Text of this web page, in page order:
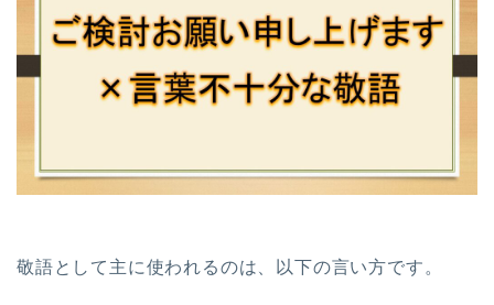
敬語として主に使われるのは、以下の言い方です。